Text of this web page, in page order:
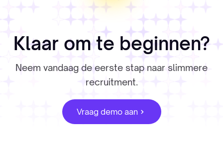
Klaar om te beginnen?
Neem vandaag de eerste stap naar slimmere
recruitment.
Vraag demo aan